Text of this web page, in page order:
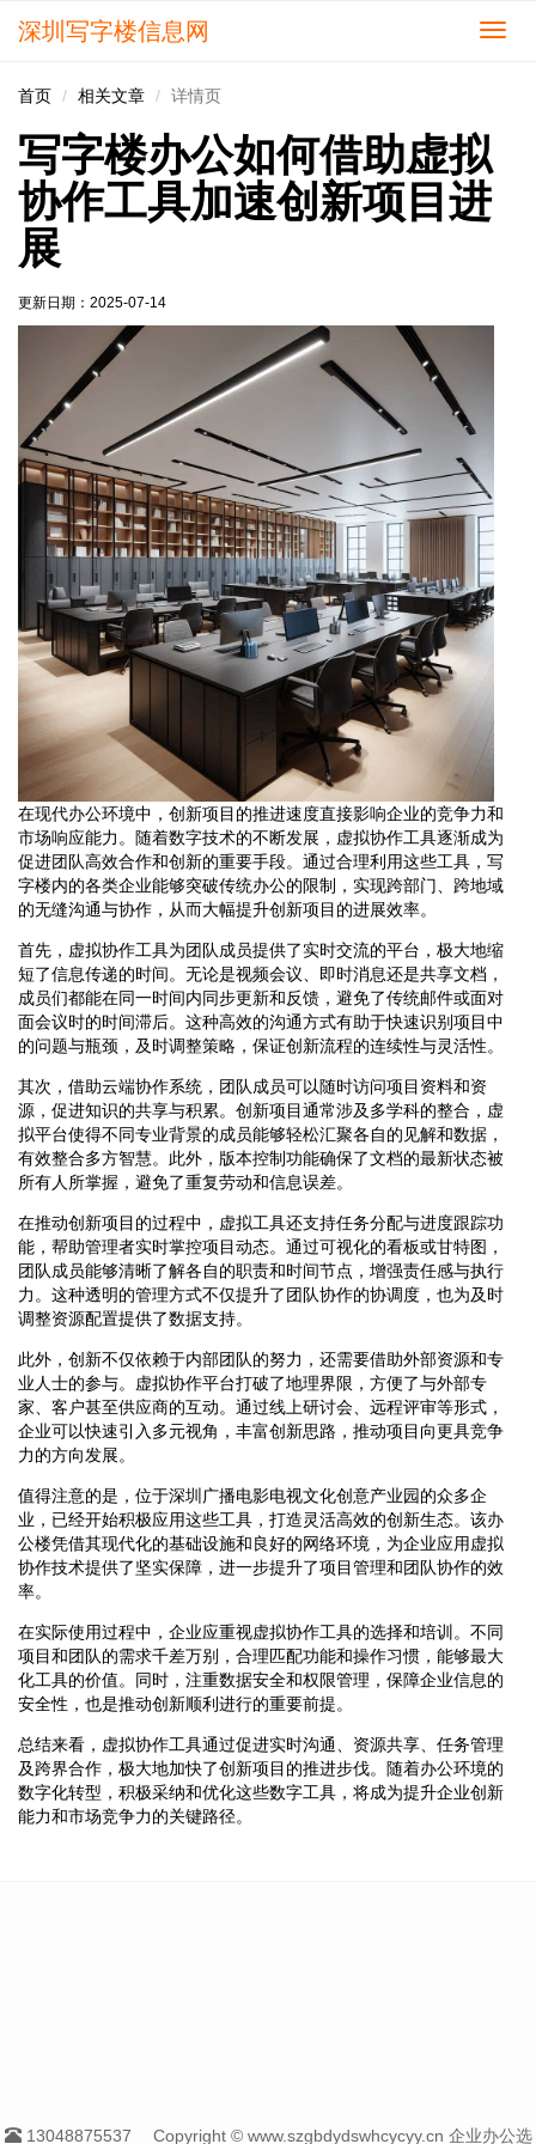
切
深圳写字楼信息网
首页 相关文章 详情页
写字楼办公如何借助虚拟
协作工具加速创新项目进
展
更新日期： 2025-07-14
在现代办公环境中，创新项目的推进速度直接影响企业的竞争力和
市场响应能力。随着数字技术的不断发展，虚拟协作工具逐渐成为
促进团队高效合作和创新的重要手段。通过合理利用这些工具，写
字楼内的各类企业能够突破传统办公的限制，实现跨部门、跨地域
的无缝沟通与协作，从而大幅提升创新项目的进展效率。
首先，虚拟协作工具为团队成员提供了实时交流的平台，极大地缩
短了信息传递的时间。无论是视频会议、即时消息还是共享文档，
成员们都能在同一时间内同步更新和反馈，避免了传统邮件或面对
面会议时的时间滞后。这种高效的沟通方式有助于快速识别项目中
的问题与瓶颈，及时调整策略，保证创新流程的连续性与灵活性。
其次，借助云端协作系统，团队成员可以随时访问项目资料和资
源，促进知识的共享与积累。创新项目通常涉及多学科的整合，虚
拟平台使得不同专业背景的成员能够轻松汇聚各自的见解和数据，
有效整合多方智慧。此外，版本控制功能确保了文档的最新状态被
所有人所掌握，避免了重复劳动和信息误差。
在推动创新项目的过程中，虚拟工具还支持任务分配与进度跟踪功
能，帮助管理者实时掌控项目动态。通过可视化的看板或甘特图，
团队成员能够清晰了解各自的职责和时间节点，增强责任感与执行
力。这种透明的管理方式不仅提升了团队协作的协调度，也为及时
调整资源配置提供了数据支持。
此外，创新不仅依赖于内部团队的努力，还需要借助外部资源和专
业人士的参与。虚拟协作平台打破了地理界限，方便了与外部专
家、客户甚至供应商的互动。通过线上研讨会、远程评审等形式，
企业可以快速引入多元视角，丰富创新思路，推动项目向更具竞争
力的方向发展。
值得注意的是，位于深圳广播电影电视文化创意产业园的众多企
业，已经开始积极应用这些工具，打造灵活高效的创新生态。该办
公楼凭借其现代化的基础设施和良好的网络环境，为企业应用虚拟
协作技术提供了坚实保障，进一步提升了项目管理和团队协作的效
率。
在实际使用过程中，企业应重视虚拟协作工具的选择和培训。不同
项目和团队的需求千差万别，合理匹配功能和操作习惯，能够最大
化工具的价值。同时，注重数据安全和权限管理，保障企业信息的
安全性，也是推动创新顺利进行的重要前提。
总结来看，虚拟协作工具通过促进实时沟通、资源共享、任务管理
及跨界合作，极大地加快了创新项目的推进步伐。随着办公环境的
数字化转型，积极采纳和优化这些数字工具，将成为提升企业创新
能力和市场竞争力的关键路径。
13048875537 Copyright © www.szgbdydswhcycyy.cn 企业办公选